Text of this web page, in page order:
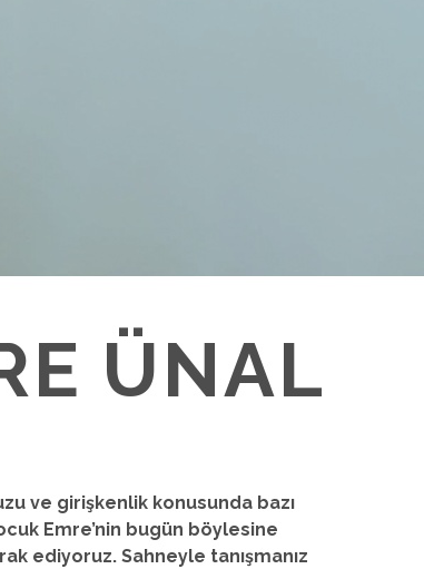
ÜNAL
ve girişkenlik konusunda bazı
Emre’nin bugün böylesine
ediyoruz. Sahneyle tanışmanız